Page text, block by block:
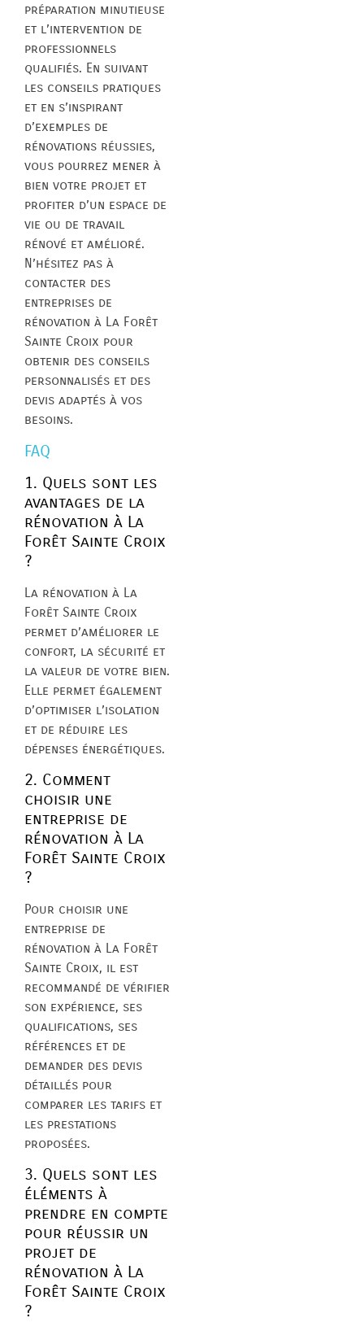
préparation minutieuse
et l’intervention de
professionnels
qualifiés. En suivant
les conseils pratiques
et en s’inspirant
d’exemples de
rénovations réussies,
vous pourrez mener à
bien votre projet et
profiter d’un espace de
vie ou de travail
rénové et amélioré.
N’hésitez pas à
contacter des
entreprises de
rénovation à La Forêt
Sainte Croix pour
obtenir des conseils
personnalisés et des
devis adaptés à vos
besoins.
FAQ
1. Quels sont les
avantages de la
rénovation à La
Forêt Sainte Croix
?
La rénovation à La
Forêt Sainte Croix
permet d’améliorer le
confort, la sécurité et
la valeur de votre bien.
Elle permet également
d’optimiser l’isolation
et de réduire les
dépenses énergétiques.
2. Comment
choisir une
entreprise de
rénovation à La
Forêt Sainte Croix
?
Pour choisir une
entreprise de
rénovation à La Forêt
Sainte Croix, il est
recommandé de vérifier
son expérience, ses
qualifications, ses
références et de
demander des devis
détaillés pour
comparer les tarifs et
les prestations
proposées.
3. Quels sont les
éléments à
prendre en compte
pour réussir un
projet de
rénovation à La
Forêt Sainte Croix
?